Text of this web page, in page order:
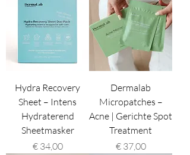
Hydra Recovery
Sheet – Intens
Hydraterend
Sheetmasker
Prijs
€ 34,00
Dermalab
Micropatches –
Acne | Gerichte Spot
Treatment
Prijs
€ 37,00